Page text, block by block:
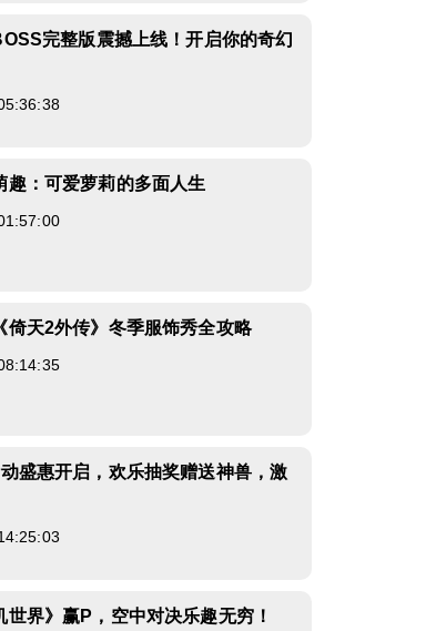
完整版震撼上线！开启你的奇幻
趣：可爱萝莉的多面人生
倚天2外传》冬季服饰秀全攻略
盛惠开启，欢乐抽奖赠送神兽，激
界》赢P，空中对决乐趣无穷！